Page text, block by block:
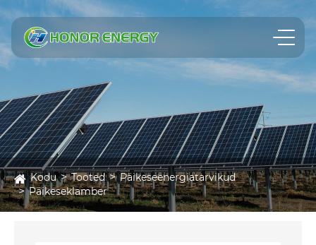
Kodu Tooted
Päikeseenergiatarvikud
Päikeseklamber